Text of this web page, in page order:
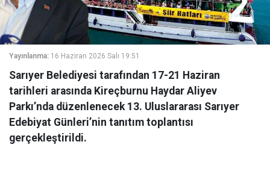
Yayınlanma: 16 Haziran 2026 Salı 19:51
Sarıyer Belediyesi tarafından 17-21 Haziran
tarihleri arasında Kireçburnu Haydar Aliyev
Parkı’nda düzenlenecek 13. Uluslararası Sarıyer
Edebiyat Günleri’nin tanıtım toplantısı
gerçekleştirildi.